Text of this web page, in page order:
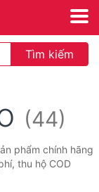
Tìm kiếm
(44)
phẩm chính hãng
thu hộ COD